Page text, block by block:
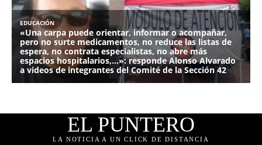
EL PUNTERO
LA NOTICIA A UN CLICK DE DISTANCIA